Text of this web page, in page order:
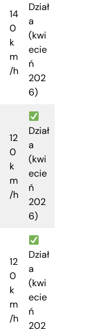
14
0
k
m
/h
Dział
a
(kwi
ecie
ń
202
6)
12
0
k
m
/h
Dział
a
(kwi
ecie
ń
202
6)
12
0
k
m
/h
Dział
a
(kwi
ecie
ń
202